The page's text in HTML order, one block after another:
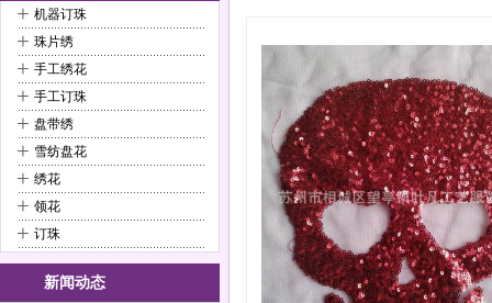
+ 机器订珠
+ 珠片绣
+ 手工绣花
+ 手工订珠
+ 盘带绣
+ 雪纺盘花
+ 绣花
+ 领花
+ 订珠
新闻动态